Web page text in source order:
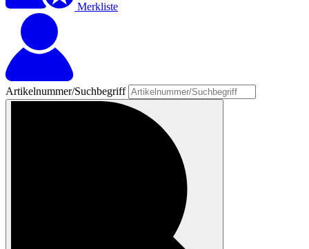
Merkliste
Artikelnummer/Suchbegriff